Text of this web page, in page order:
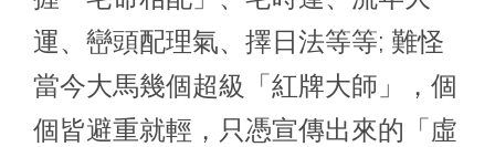
運、巒頭配理氣、擇日法等等; 難怪
當今大馬幾個超級「紅牌大師」，個
個皆避重就輕，只憑宣傳出來的「虛